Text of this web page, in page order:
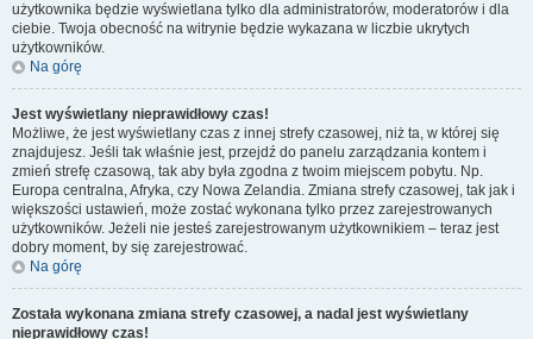
użytkownika będzie wyświetlana tylko dla administratorów, moderatorów i dla
ciebie. Twoja obecność na witrynie będzie wykazana w liczbie ukrytych
użytkowników.
Na górę
Jest wyświetlany nieprawidłowy czas!
Możliwe, że jest wyświetlany czas z innej strefy czasowej, niż ta, w której się
znajdujesz. Jeśli tak właśnie jest, przejdź do panelu zarządzania kontem i
zmień strefę czasową, tak aby była zgodna z twoim miejscem pobytu. Np.
Europa centralna, Afryka, czy Nowa Zelandia. Zmiana strefy czasowej, tak jak i
większości ustawień, może zostać wykonana tylko przez zarejestrowanych
użytkowników. Jeżeli nie jesteś zarejestrowanym użytkownikiem – teraz jest
dobry moment, by się zarejestrować.
Na górę
Została wykonana zmiana strefy czasowej, a nadal jest wyświetlany
nieprawidłowy czas!